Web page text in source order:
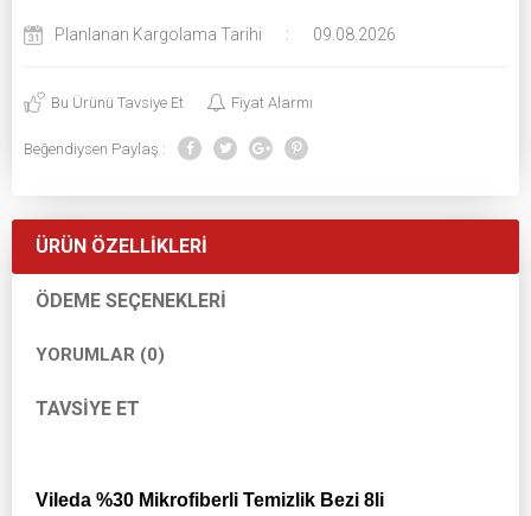
Planlanan Kargolama Tarihi : 09.08.2026
Bu Ürünü Tavsiye Et Fiyat Alarmı
Beğendiysen Paylaş :
ÜRÜN ÖZELLIKLERI
ÖDEME SEÇENEKLERI
YORUMLAR (0)
TAVSIYE ET
Vileda %30 Mikrofiberli Temizlik Bezi 8li